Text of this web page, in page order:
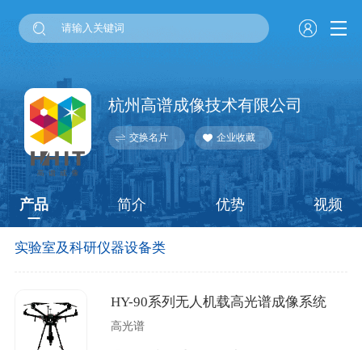
杭州高谱成像技术有限公司
交换名片 企业收藏
产品 简介 优势 视频
实验室及科研仪器设备类
HY-90系列无人机载高光谱成像系统
高光谱